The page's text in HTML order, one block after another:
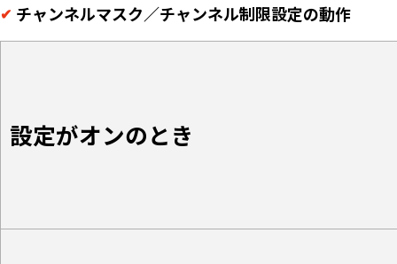
チャンネルマスク／チャンネル制限設定の動作
設定がオンのとき